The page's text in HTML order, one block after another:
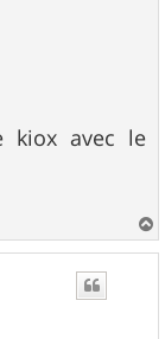
kiox avec le
a